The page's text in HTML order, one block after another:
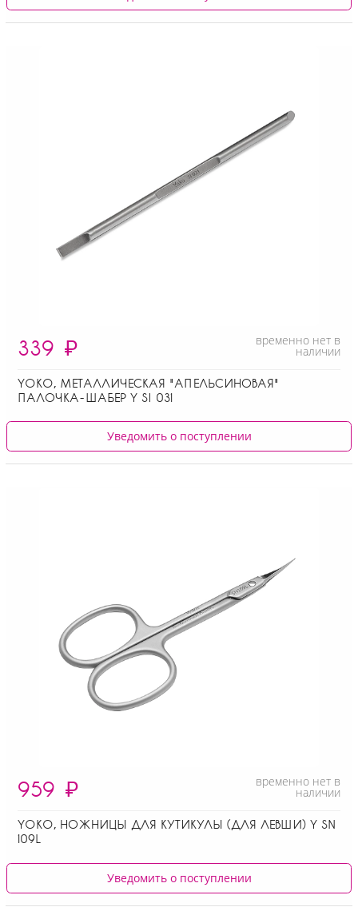
339 ₽ временно нет в
наличии
YOKO, МЕТАЛЛИЧЕСКАЯ "АПЕЛЬСИНОВАЯ"
ПАЛОЧКА-ШАБЕР Y SI 031
Уведомить о поступлении
959 ₽ временно нет в
наличии
YOKO, НОЖНИЦЫ ДЛЯ КУТИКУЛЫ (ДЛЯ ЛЕВШИ) Y SN
109L
Уведомить о поступлении